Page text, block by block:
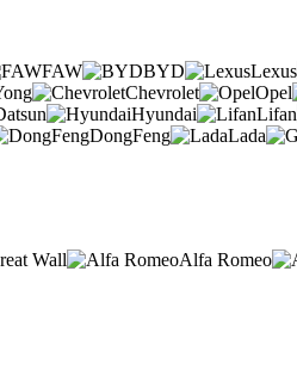
FAW BYD Lexus
Chevrolet Opel
Hyundai Lifan
DongFeng Lada
Wall Alfa Romeo